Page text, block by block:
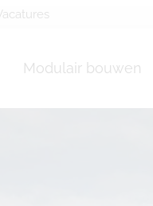
Modulair bouwen